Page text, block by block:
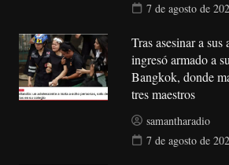
7 de agosto de
Tras asesinar a
ingresó armado a
Bangkok, donde
tres maestros
samantharadio
7 de agosto de